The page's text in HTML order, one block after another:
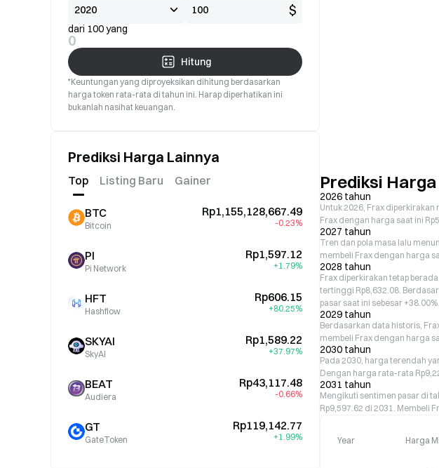
$
dari 100 yang
0
Hitung
*Keuntungan yang diproyeksikan dihitung berdasarkan
harga token rata-rata di tahun ini. Harap diperhatikan ini
bukanlah nasihat keuangan.
Prediksi Harga Lainnya
Top Listing Baru Gainer
BTC
Bitcoin
Rp1,155,128,667.49
-0.23%
PI
Pi Network
Rp1,597.12
+1.79%
HFT
Hashflow
Rp606.15
+80.25%
SKYAI
SkyAI
Rp1,589.22
+37.97%
BEAT
Audiera
Rp43,117.48
-0.66%
GT
GateToken
Rp119,142.77
+1.99%
Prediksi
2026 tahun
Untuk 2026, Frax
Frax dengan harga saat ini
2027 tahun
Tren dan pola masa lalu
membeli Frax dengan harga
2028 tahun
Frax diperkirakan tetap
tertinggi Rp8,632.08.
pasar saat ini sebesar +38.00%.
2029 tahun
Berdasarkan data historis,
membeli Frax dengan harga
2030 tahun
Pada 2030, harga terendah
Dengan harga rata-rata
2031 tahun
Mengikuti sentimen pasar di
Rp9,597.62 di 2031. Membeli
Year Harga